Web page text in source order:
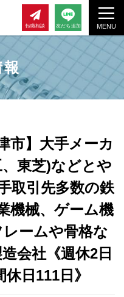
MENU
転職相談 友だち追加
報
市】大手メーカ
東芝)などとや
取引先多数の鉄
機械、ゲーム機
ームや骨格な
会社《週休2日
日111日》